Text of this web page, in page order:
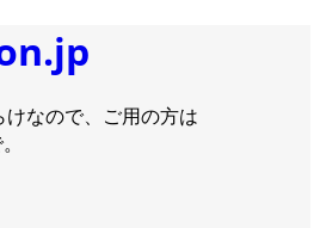
なので、ご用の方は